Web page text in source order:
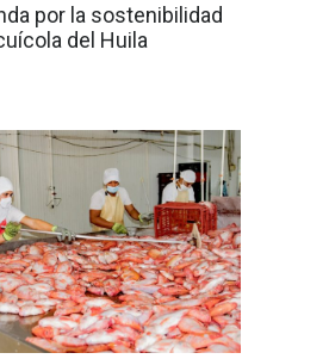
por la sostenibilidad
del Huila